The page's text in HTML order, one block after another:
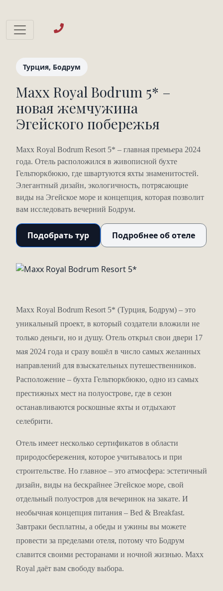
Турция, Бодрум
Maxx Royal Bodrum 5* –
новая жемчужина
Эгейского побережья
Maxx Royal Bodrum Resort 5* – главная премьера 2024
года. Отель расположился в живописной бухте
Гельтюркбюкю, где швартуются яхты знаменитостей.
Элегантный дизайн, экологичность, потрясающие
виды на Эгейское море и концепция, которая позволит
вам исследовать вечерний Бодрум.
Подобрать тур Подробнее об отеле
Maxx Royal Bodrum Resort 5* (Турция, Бодрум) – это
уникальный проект, в который создатели вложили не
только деньги, но и душу. Отель открыл свои двери 17
мая 2024 года и сразу вошёл в число самых желанных
направлений для взыскательных путешественников.
Расположение – бухта Гельтюркбюкю, одно из самых
престижных мест на полуострове, где в сезон
останавливаются роскошные яхты и отдыхают
селебрити.
Отель имеет несколько сертификатов в области
природосбережения, которое учитывалось и при
строительстве. Но главное – это атмосфера: эстетичный
дизайн, виды на бескрайнее Эгейское море, свой
отдельный полуостров для вечеринок на закате. И
необычная концепция питания – Bed & Breakfast.
Завтраки бесплатны, а обеды и ужины вы можете
провести за пределами отеля, потому что Бодрум
славится своими ресторанами и ночной жизнью. Maxx
Royal даёт вам свободу выбора.